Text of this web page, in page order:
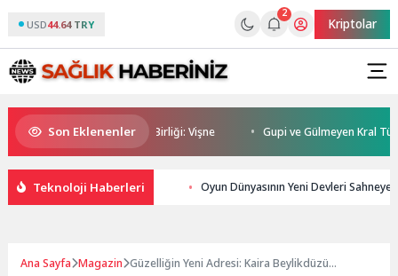
USD44.64 TRY
2
Kriptolar
Son Eklenenler
Ters Tut’tan Yeni İş Birliği: Vişne Gupi ve Gülmeyen Kral
Teknoloji Haberleri Oyun Dünyasının Yeni Devleri
Ana Sayfa Magazin Güzelliğin Yeni Adresi: Kaira Beylikdüzü